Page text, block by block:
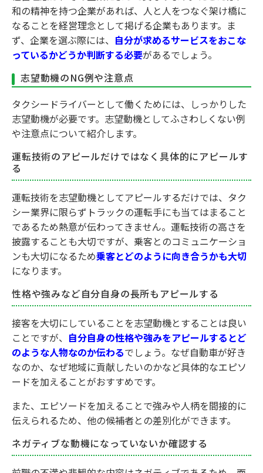
和の精神を持つ企業があれば、人と人をつなぐ架け橋に
なることを経営理念として掲げる企業もあります。ま
ず、企業を選ぶ際には、 自分が求めるサービスをおこな
っているかどうか判断する必要があるでしょう。
志望動機のNG例や注意点
タクシードライバーとして働くためには、しっかりした
志望動機が必要です。志望動機としてふさわしくない例
や注意点について紹介します。
運転技術のアピールだけではなく具体的にアピールす
る
運転技術を志望動機としてアピールするだけでは、タク
シー業界に限らずトラックの運転手にも当てはまること
であるため熱意が伝わってきません。運転技術の高さを
披露することも大切ですが、乗客とのコミュニケーショ
ンも大切になるため乗客とどのように向き合うかも大切
になります。
性格や強みなど自分自身の長所もアピールする
接客を大切にしていることを志望動機とすることは良い
ことですが、 自分自身の性格や強みをアピールするとど
のような人物なのか伝わるでしょう。なぜ自動車が好き
なのか、なぜ地域に貢献したいのかなど具体的なエピソ
ードを加えることがおすすめです。
また、エピソードを加えることで強みや人柄を間接的に
伝えられるため、他の候補者との差別化ができます。
ネガティブな動機になっていないか確認する